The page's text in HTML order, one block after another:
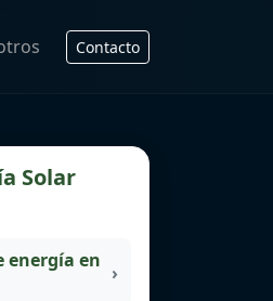
Contacto
Solar
energía en